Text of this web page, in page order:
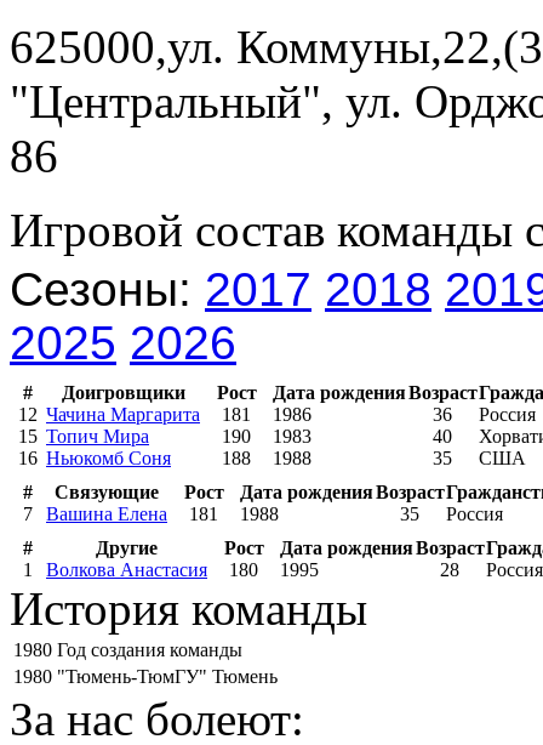
625000,ул.
"Центральный", ул.
86
Игровой состав команды
Сезоны: 2017 2018
2025 2026
# Доигровщики Рост Дата рожденияВозраст
12 Чачина Маргарита 181 1986 36
Россия
15 Топич Мира 190 1983 40
16 Ньюкомб Соня 188 1988 35
США
#
Связующие Рост Дата рожденияВозраст
7
Вашина Елена 181 1988 35
Россия
#
Другие Рост Дата рожденияВозраст
1
Волкова Анастасия 180 1995 28 Россия
История команды
1980 Год создания команды
1980 "Тюмень-ТюмГУ" Тюмень
За нас болеют: